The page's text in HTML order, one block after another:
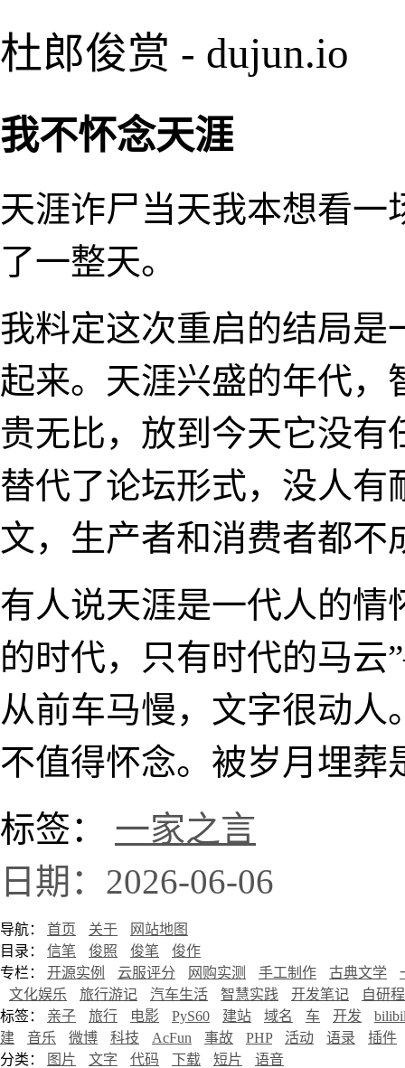
杜郎俊赏 - dujun.io
我不怀念天涯
天涯诈尸当天我本想看
了一整天。
我料定这次重启的结局是
起来。天涯兴盛的年代，
贵无比，放到今天它没
替代了论坛形式，没人
文，生产者和消费者都不
有人说天涯是一代人的情
的时代，只有时代的马
从前车马慢，文字很动
不值得怀念。被岁月埋葬
标签： 一家之言
日期：2026-06-06
导航： 首页 关于
网站地图
目录： 信笔 俊照 俊笔
俊作
专栏： 开源实例 云服评分 网购实测 手工制作 古典文学
文化娱乐
旅行游记 汽车生活 智慧实践 开发笔记
自研
标签： 亲子 旅行 电影 PyS60 建站 域名 车 开发
建
音乐 微博 科技 AcFun 事故 PHP 活动 语录
插件
分类：
图片 文字 代码 下载 短片
语音